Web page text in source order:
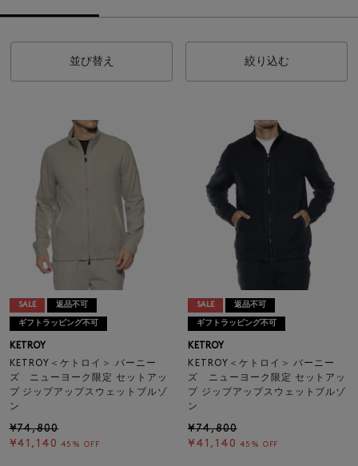
並び替え 絞り込む
SALE 返品不可
ギフトラッピング不可
KETROY
KETROY＜ケトロイ＞ バーニー
ズ ニューヨーク限定 セットアッ
プ ジップアップスウェットブルゾ
ン
¥74,800
¥41,140 45% OFF
SALE 返品不可
ギフトラッピング不可
KETROY
KETROY＜ケトロイ＞ バーニー
ズ ニューヨーク限定 セットアッ
プ ジップアップスウェットブルゾ
ン
¥74,800
¥41,140 45% OFF